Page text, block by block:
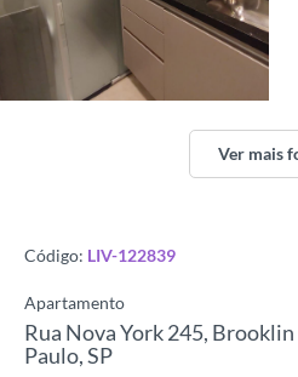
Ver mais
Código: LIV-122839
Apartamento
Rua Nova York 245,
Paulo, SP